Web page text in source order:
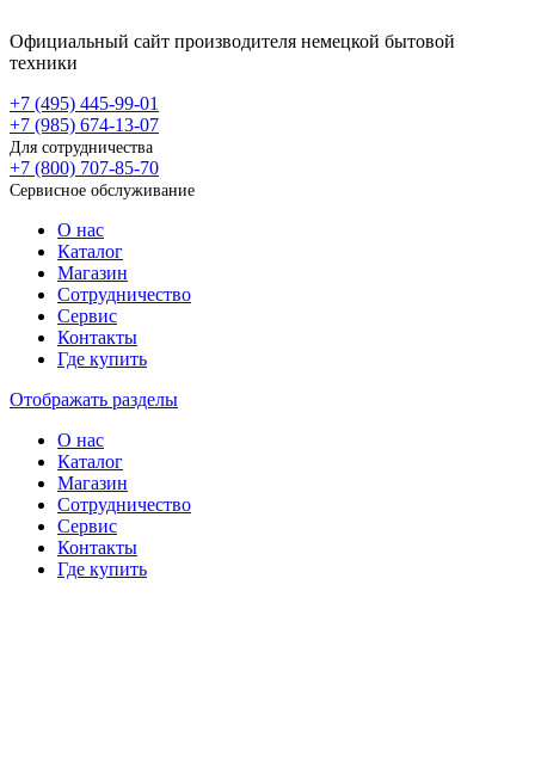
Официальный сайт производителя немецкой бытовой
техники
+7 (495) 445-99-01
+7 (985) 674-13-07
Для сотрудничества
+7 (800) 707-85-70
Сервисное обслуживание
О нас
Каталог
Магазин
Сотрудничество
Сервис
Контакты
Где купить
Отображать разделы
О нас
Каталог
Магазин
Сотрудничество
Сервис
Контакты
Где купить